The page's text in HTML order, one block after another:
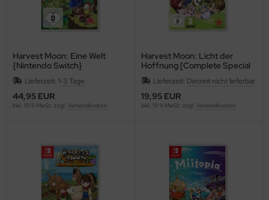
Harvest Moon: Eine Welt
{Nintendo Switch}
Lieferzeit: 1-3 Tage
44,95 EUR
inkl. 19 % MwSt. zzgl. Versandkosten
Harvest Moon: Licht der
Hoffnung [Complete Special
Edition]
Lieferzeit: Derzeit nicht lieferbar
19,95 EUR
inkl. 19 % MwSt. zzgl. Versandkosten